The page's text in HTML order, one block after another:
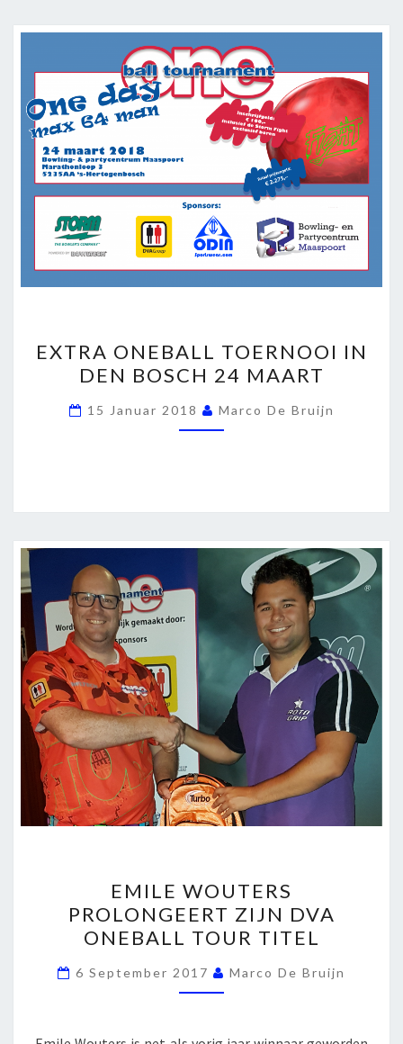
ONEBALL
TOERNOOI
IN
DEN
EXTRA ONEBALL TOERNOOI IN
DEN BOSCH 24 MAART
15 Januar 2018 Marco De Bruijn
WOUTERS
PROLONGEERT
ZIJN
DVA
ONEBALL
EMILE WOUTERS
PROLONGEERT ZIJN DVA
ONEBALL TOUR TITEL
6 September 2017 Marco De Bruijn